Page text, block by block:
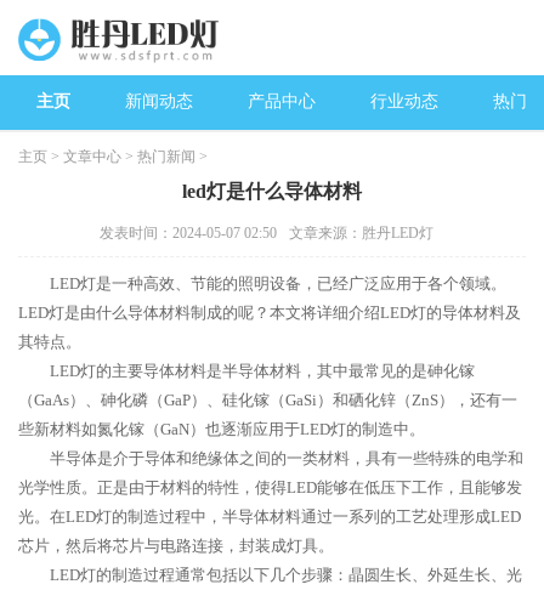
主页 新闻动态 产品中心 行业动态 热门
主页 > 文章中心 > 热门新闻 >
led灯是什么导体材料
发表时间：2024-05-07 02:50 文章来源：胜丹LED灯
LED灯是一种高效、节能的照明设备，已经广泛应用于各个领域。
LED灯是由什么导体材料制成的呢？本文将详细介绍LED灯的导体材料及
其特点。
LED灯的主要导体材料是半导体材料，其中最常见的是砷化镓
（GaAs）、砷化磷（GaP）、硅化镓（GaSi）和硒化锌（ZnS），还有一
些新材料如氮化镓（GaN）也逐渐应用于LED灯的制造中。
半导体是介于导体和绝缘体之间的一类材料，具有一些特殊的电学和
光学性质。正是由于材料的特性，使得LED能够在低压下工作，且能够发
光。在LED灯的制造过程中，半导体材料通过一系列的工艺处理形成LED
芯片，然后将芯片与电路连接，封装成灯具。
LED灯的制造过程通常包括以下几个步骤：晶圆生长、外延生长、光